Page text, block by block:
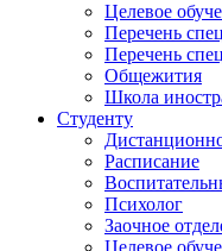
Целевое
Перечень
Перечень
Общежития
Школа
Студенту
Расписание
Психолог
Заочное
Целевое